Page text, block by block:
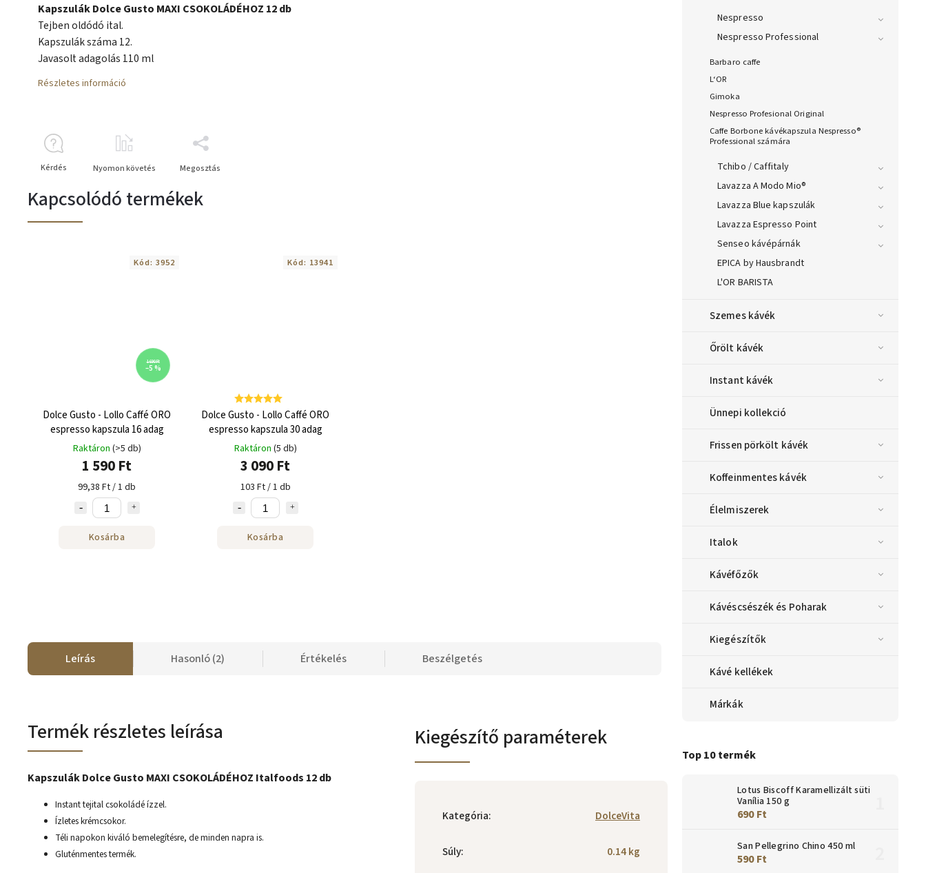
Nespresso
Nespresso Professional
Barbaro caffe
L‘OR
Gimoka
Nespresso Profesional Original
Caffe Borbone kávékapszula Nespresso®
Professional számára
Tchibo / Caffitaly
Lavazza A Modo Mio®
Lavazza Blue kapszulák
Lavazza Espresso Point
Senseo kávépárnák
EPICA by Hausbrandt
L'OR BARISTA
Szemes kávék
Őrölt kávék
Instant kávék
Ünnepi kollekció
Frissen pörkölt kávék
Koffeinmentes kávék
Élelmiszerek
Italok
Kávéfőzők
Kávéscsészék és Poharak
Kiegészítők
Kávé kellékek
Márkák
Top 10 termék
Lotus Biscoff Karamellizált süti
Vanília 150 g
690 Ft
San Pellegrino Chino 450 ml
590 Ft
Kapszulák Dolce Gusto MAXI CSOKOLÁDÉHOZ 12 db
Tejben oldódó ital.
Kapszulák száma 12.
Javasolt adagolás 110 ml
Részletes információ
Kérdés Nyomon követés Megosztás
Kapcsolódó termékek
1 690 Ft
–5 %
Dolce Gusto - Lollo Caffé ORO
espresso kapszula 16 adag
Raktáron (>5 db)
1 590 Ft
99,38 Ft / 1 db
Kosárba
Kód: 3952
Dolce Gusto - Lollo Caffé ORO
espresso kapszula 30 adag
Raktáron (5 db)
3 090 Ft
103 Ft / 1 db
Kosárba
Kód: 13941
Leírás Hasonló (2) Értékelés Beszélgetés
Termék részletes leírása
Kapszulák Dolce Gusto MAXI CSOKOLÁDÉHOZ Italfoods 12 db
Instant tejital csokoládé ízzel.
Ízletes krémcsokor.
Téli napokon kiváló bemelegítésre, de minden napra is.
Gluténmentes termék.
Kiegészítő paraméterek
Kategória: DolceVita
Súly: 0.14 kg